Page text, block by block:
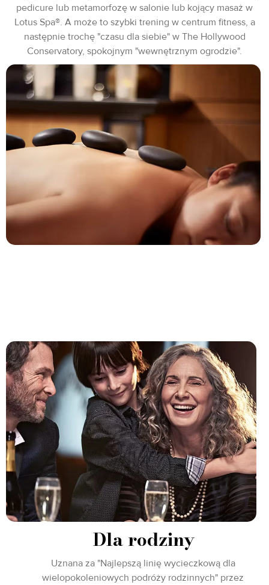
pedicure lub metamorfozę w salonie lub kojący masaż w
Lotus Spa®. A może to szybki trening w centrum fitness, a
następnie trochę "czasu dla siebie" w The Hollywood
Conservatory, spokojnym "wewnętrznym ogrodzie".
Dla rodziny
Uznana za "Najlepszą linię wycieczkową dla
wielopokoleniowych podróży rodzinnych" przez